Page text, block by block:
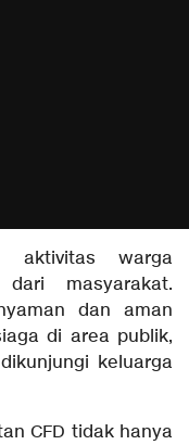
aktivitas warga
masyarakat.
dan aman
di area publik,
keluarga
CFD tidak hanya